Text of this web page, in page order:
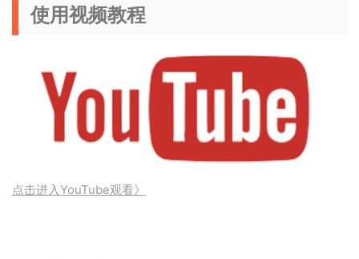
使用视频教程
点击进入YouTube观看》